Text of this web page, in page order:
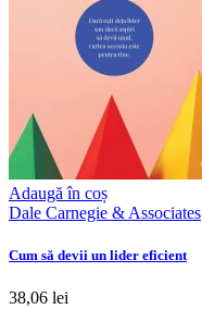
Adaugă în coș
Dale Carnegie & Associates
Cum să devii un lider eficient
38,06 lei